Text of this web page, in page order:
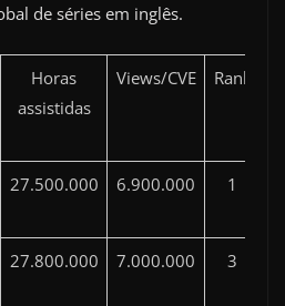
de séries em inglês.
Horas
assistidas
Views/CVE Rank
27.500.000 6.900.000 1
27.800.000 7.000.000 3